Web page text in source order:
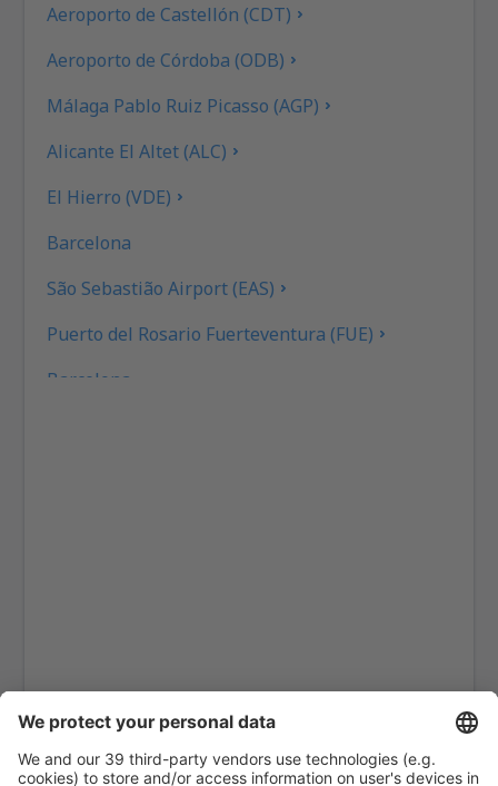
Aeroporto de Castellón (CDT)
Aeroporto de Córdoba (ODB)
Málaga Pablo Ruiz Picasso (AGP)
Alicante El Altet (ALC)
El Hierro (VDE)
Barcelona
São Sebastião Airport (EAS)
Puerto del Rosario Fuerteventura (FUE)
Barcelona
Jerez de la Frontera La Parra (XRY)